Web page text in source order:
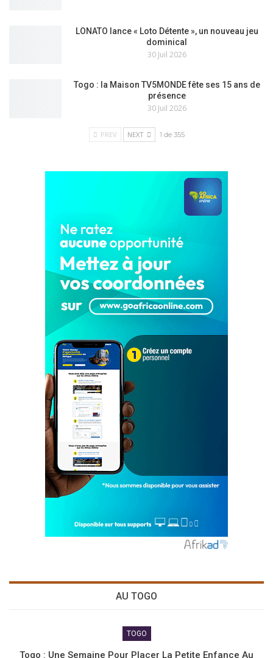
LONATO lance « Loto Détente », un nouveau jeu
dominical
30 Juil 2026
Togo : la Maison TV5MONDE fête ses 15 ans de
présence
30 Juil 2026
PREV NEXT 1 de 355
AU TOGO
TOGO
Togo : Une Semaine Pour Placer La Petite Enfance Au